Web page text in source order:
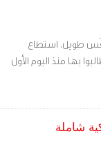
طويل، استطاع
بها منذ اليوم الأول
شاملة